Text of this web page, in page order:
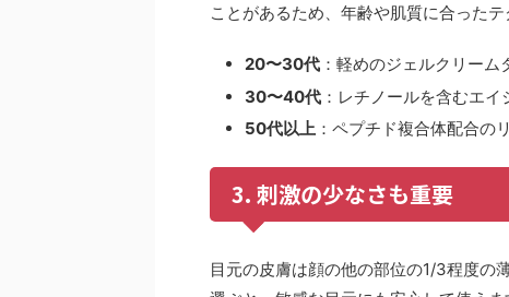
ことがあるため、年齢や肌質に合ったテ
20〜30代 ：軽めのジェルクリー
30〜40代 ：レチノールを含むエ
50代以上 ：ペプチド複合体配合の
3. 刺激の少なさも重要
目元の皮膚は顔の他の部位の1/3程度の